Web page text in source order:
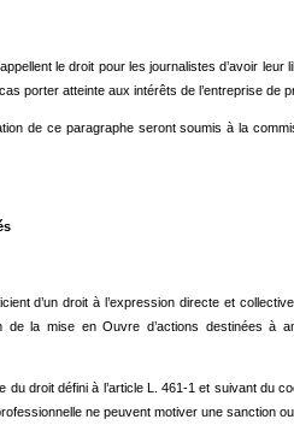
le droit pour les journalistes d’avoir leur
porter atteinte aux intérêts de l’entreprise de
de ce paragraphe seront soumis à la
d’un droit à l’expression directe et
de la mise en Ouvre d’actions destinées à
du droit défini à l’article L. 461-1 et suivant du
ne peuvent motiver une sanction